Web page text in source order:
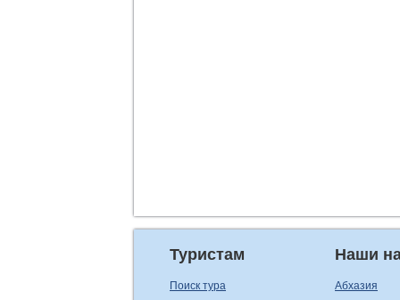
Туристам
Поиск тура
Наши
Абхазия